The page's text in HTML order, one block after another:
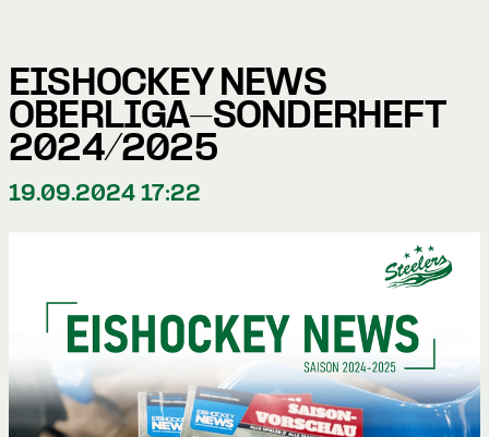
EISHOCKEY NEWS
OBERLIGA-SONDERHEFT
2024/2025
19.09.2024 17:22